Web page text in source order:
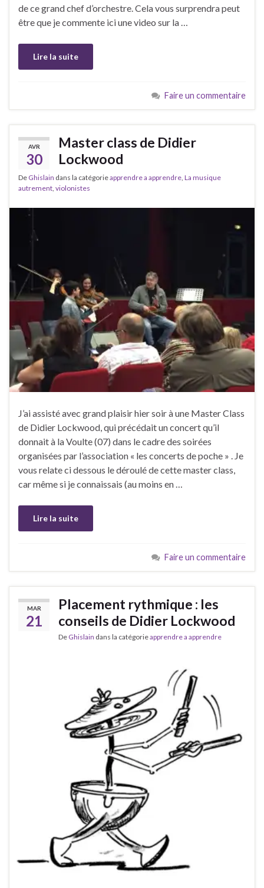
de ce grand chef d’orchestre. Cela vous surprendra peut
être que je commente ici une video sur la …
Lire la suite
Faire un commentaire
AVR
30
Master class de Didier
Lockwood
De Ghislain dans la catégorieapprendre a apprendre La musique
autrement violonistes
J’ai assisté avec grand plaisir hier soir à une Master Class
de Didier Lockwood, qui précédait un concert qu’il
donnait à la Voulte (07) dans le cadre des soirées
organisées par l’association « les concerts de poche » . Je
vous relate ci dessous le déroulé de cette master class,
car même si je connaissais (au moins en …
Lire la suite
Faire un commentaire
MAR
21
Placement rythmique : les
conseils de Didier Lockwood
De Ghislain dans la catégorieapprendre a apprendre